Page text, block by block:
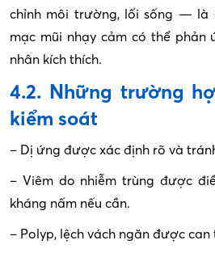
chỉnh môi trường, lối sống — là
mạc mũi nhạy cảm có thể
nhân kích thích.
4.2. Những trường
kiểm soát
– Dị ứng được xác định rõ và
– Viêm do nhiễm trùng được
kháng nấm nếu cần.
– Polyp, lệch vách ngăn được